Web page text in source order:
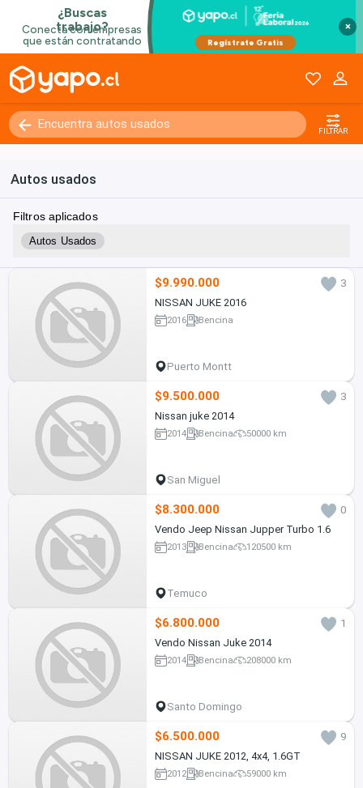
×
FILTRAR
Autos usados
Filtros aplicados
Autos Usados
$9.990.000
3
NISSAN JUKE 2016
2016 Bencina
Puerto Montt
$9.500.000
3
Nissan juke 2014
2014 Bencina 50000 km
San Miguel
$8.300.000
0
Vendo Jeep Nissan Jupper Turbo 1.6
2013 Bencina 120500 km
Temuco
$6.800.000
1
Vendo Nissan Juke 2014
2014 Bencina 208000 km
Santo Domingo
$6.500.000
9
NISSAN JUKE 2012, 4x4, 1.6GT
2012 Bencina 59000 km